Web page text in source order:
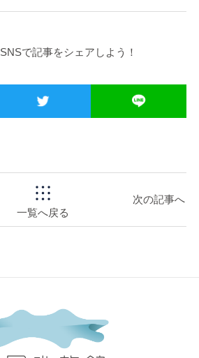
SNSで記事をシェアしよう！
一覧へ戻る
次の記事へ